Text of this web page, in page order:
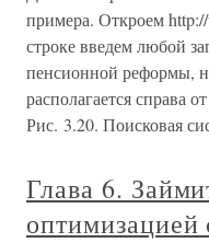
примера. Откроем
строке введем любой
пенсионной реформы,
располагается справа
Рис. 3.20. Поисковая
Глава 6.
оптимизацией